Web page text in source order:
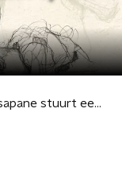
Kunstenares Elisa Pesapane stuurt een jonge Odysseus op een queeste